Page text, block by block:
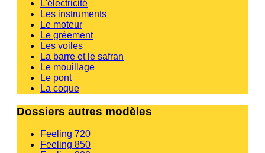
L'électricité
Les instruments
Le moteur
Le gréement
Les voiles
La barre et le safran
Le mouillage
Le pont
La coque
Dossiers autres modèles
Feeling 720
Feeling 850